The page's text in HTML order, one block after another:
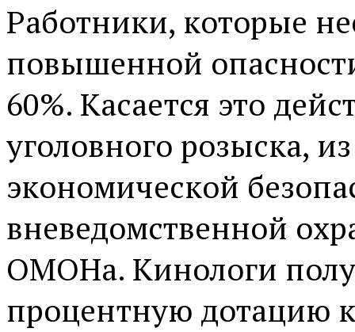
Работники, которые
повышенной
60%. Касается это
уголовного розыска,
экономической
вневедомственной
ОМОНа. Кинологи
процентную дотацию